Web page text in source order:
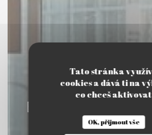
Tato stránka
cookies a dává ti na
co chceš aktivovat
OK, přijmout vše
Eclipse - The
|COURBEVOIE